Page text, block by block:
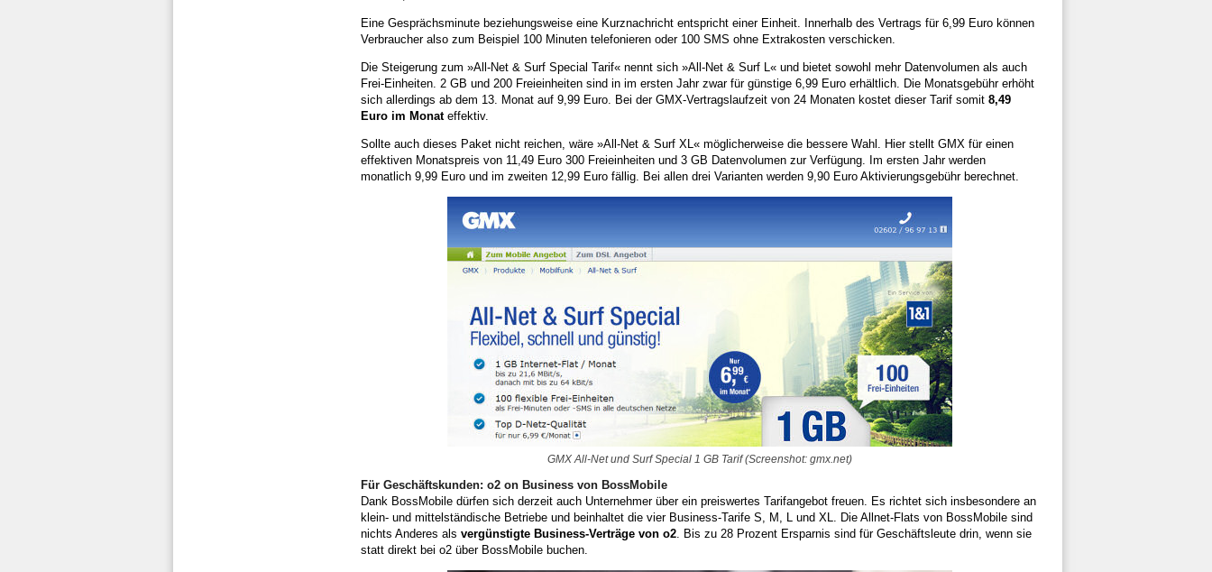
Eine Gesprächsminute beziehungsweise eine Kurznachricht entspricht einer Einheit. Innerhalb des Vertrags für 6,99 Euro können
Verbraucher also zum Beispiel 100 Minuten telefonieren oder 100 SMS ohne Extrakosten verschicken.
Die Steigerung zum »All-Net & Surf Special Tarif« nennt sich »All-Net & Surf L« und bietet sowohl mehr Datenvolumen als auch
Frei-Einheiten. 2 GB und 200 Freieinheiten sind in im ersten Jahr zwar für günstige 6,99 Euro erhältlich. Die Monatsgebühr erhöht
sich allerdings ab dem 13. Monat auf 9,99 Euro. Bei der GMX-Vertragslaufzeit von 24 Monaten kostet dieser Tarif somit 8,49
Euro im Monateffektiv.
Sollte auch dieses Paket nicht reichen, wäre »All-Net & Surf XL« möglicherweise die bessere Wahl. Hier stellt GMX für einen
effektiven Monatspreis von 11,49 Euro 300 Freieinheiten und 3 GB Datenvolumen zur Verfügung. Im ersten Jahr werden
monatlich 9,99 Euro und im zweiten 12,99 Euro fällig. Bei allen drei Varianten werden 9,90 Euro Aktivierungsgebühr berechnet.
GMX All-Net und Surf Special 1 GB Tarif (Screenshot: gmx.net)
Für Geschäftskunden: o2 on Business von BossMobile
Dank BossMobile dürfen sich derzeit auch Unternehmer über ein preiswertes Tarifangebot freuen. Es richtet sich insbesondere an
klein- und mittelständische Betriebe und beinhaltet die vier Business-Tarife S, M, L und XL. Die Allnet-Flats von BossMobile sind
nichts Anderes als vergünstigte Business-Verträge von o2. Bis zu 28 Prozent Ersparnis sind für Geschäftsleute drin, wenn sie
statt direkt bei o2 über BossMobile buchen.